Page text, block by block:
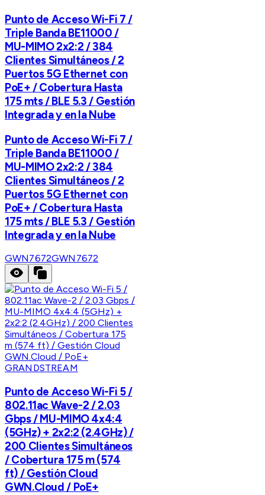
Punto de Acceso Wi-Fi 7 /
Triple Banda BE11000 /
MU-MIMO 2x2:2 / 384
Clientes Simultáneos / 2
Puertos 5G Ethernet con
PoE+ / Cobertura Hasta
175 mts / BLE 5.3 / Gestión
Integrada y en la Nube
Punto de Acceso Wi-Fi 7 /
Triple Banda BE11000 /
MU-MIMO 2x2:2 / 384
Clientes Simultáneos / 2
Puertos 5G Ethernet con
PoE+ / Cobertura Hasta
175 mts / BLE 5.3 / Gestión
Integrada y en la Nube
GWN7672GWN7672
GRANDSTREAM
Punto de Acceso Wi-Fi 5 /
802.11ac Wave-2 / 2.03
Gbps / MU-MIMO 4x4:4
(5GHz) + 2x2:2 (2.4GHz) /
200 Clientes Simultáneos
/ Cobertura 175 m (574
ft) / Gestión Cloud
GWN.Cloud / PoE+